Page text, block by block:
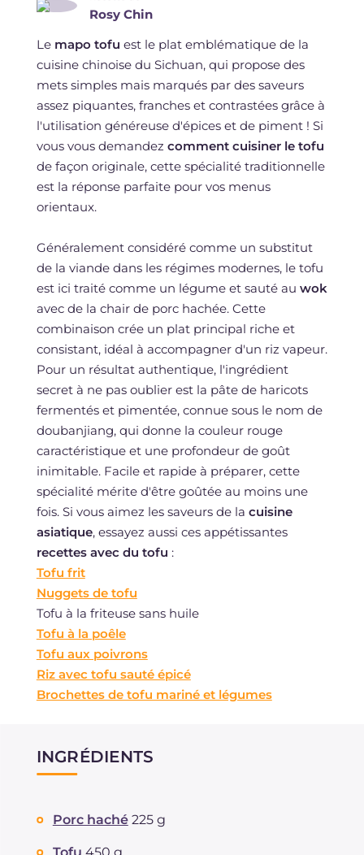
Rosy Chin
Le mapo tofu est le plat emblématique de la
cuisine chinoise du Sichuan, qui propose des
mets simples mais marqués par des saveurs
assez piquantes, franches et contrastées grâce à
l'utilisation généreuse d'épices et de piment ! Si
vous vous demandez comment cuisiner le tofu
de façon originale, cette spécialité traditionnelle
est la réponse parfaite pour vos menus
orientaux.
Généralement considéré comme un substitut
de la viande dans les régimes modernes, le tofu
est ici traité comme un légume et sauté au wok
avec de la chair de porc hachée. Cette
combinaison crée un plat principal riche et
consistant, idéal à accompagner d'un riz vapeur.
Pour un résultat authentique, l'ingrédient
secret à ne pas oublier est la pâte de haricots
fermentés et pimentée, connue sous le nom de
doubanjiang, qui donne la couleur rouge
caractéristique et une profondeur de goût
inimitable. Facile et rapide à préparer, cette
spécialité mérite d'être goûtée au moins une
fois. Si vous aimez les saveurs de la cuisine
asiatique, essayez aussi ces appétissantes
recettes avec du tofu :
Tofu frit
Nuggets de tofu
Tofu à la friteuse sans huile
Tofu à la poêle
Tofu aux poivrons
Riz avec tofu sauté épicé
Brochettes de tofu mariné et légumes
INGRÉDIENTS
Porc haché 225 g
Tofu 450 g